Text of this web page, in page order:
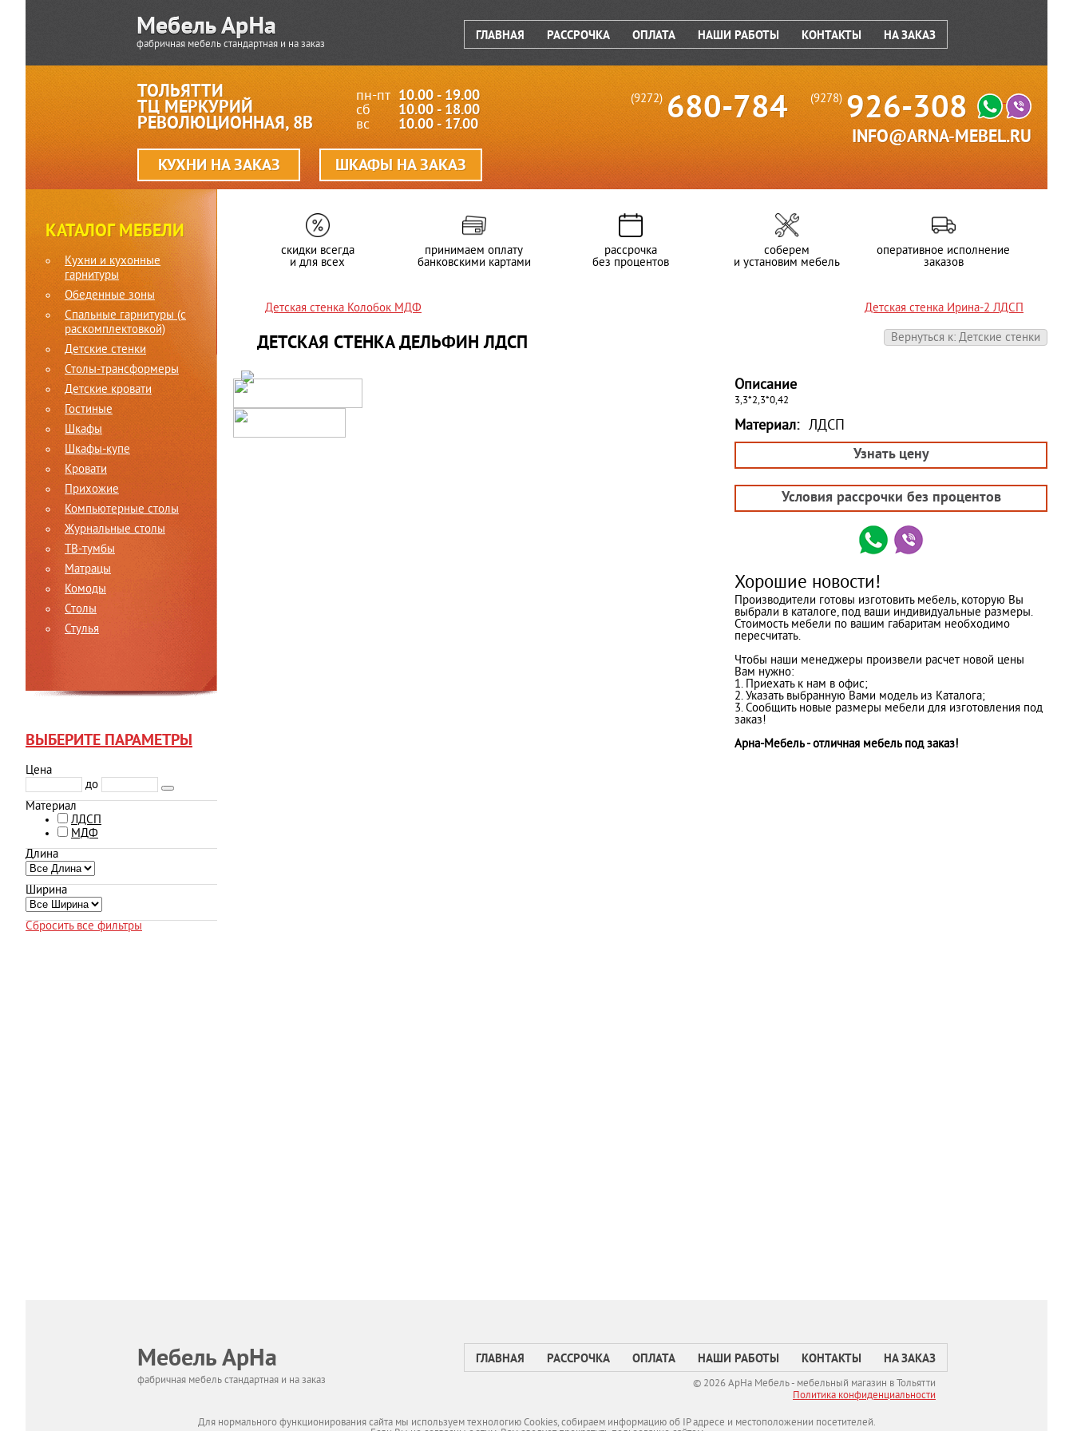
фабричная мебель стандартная и на заказ
ГЛАВНАЯ РАССРОЧКА ОПЛАТА НАШИ РАБОТЫ КОНТАКТЫ НА ЗАКАЗ
(9272) 680-784 (9278) 926-308
INFO@ARNA-MEBEL.RU
ТОЛЬЯТТИ
ТЦ МЕРКУРИЙ
РЕВОЛЮЦИОННАЯ, 8В
пн-пт 10.00 - 19.00
сб 10.00 - 18.00
вс 10.00 - 17.00
КУХНИ НА ЗАКАЗ ШКАФЫ НА ЗАКАЗ
КАТАЛОГ МЕБЕЛИ
Кухни и кухонные
гарнитуры
Обеденные зоны
Спальные гарнитуры (c
раскомплектовкой)
Детские стенки
Столы-трансформеры
Детские кровати
Гостиные
Шкафы
Шкафы-купе
Кровати
Прихожие
Компьютерные столы
Журнальные столы
ТВ-тумбы
Матрацы
Комоды
Столы
Стулья
ВЫБЕРИТЕ ПАРАМЕТРЫ
Цена
до
Материал
ЛДСП
МДФ
Длина
Ширина
Сбросить все фильтры
скидки всегда
и для всех
принимаем оплату
банковскими картами
рассрочка
без процентов
соберем
и установим мебель
оперативное исполнение
заказов
Детская стенка Колобок МДФ
Детская стенка Ирина-2 ЛДСП
Вернуться к: Детские стенки
ДЕТСКАЯ СТЕНКА ДЕЛЬФИН ЛДСП
Описание
3,3*2,3*0,42
Материал: ЛДСП
Узнать цену
Условия рассрочки без процентов
Хорошие новости!
Производители готовы изготовить мебель, которую Вы
выбрали в каталоге, под ваши индивидуальные размеры.
Стоимость мебели по вашим габаритам необходимо
пересчитать.
Чтобы наши менеджеры произвели расчет новой цены
Вам нужно:
1. Приехать к нам в офис;
2. Указать выбранную Вами модель из Каталога;
3. Сообщить новые размеры мебели для изготовления под
заказ!
Арна-Мебель - отличная мебель под заказ!
Мебель АрНа
фабричная мебель стандартная и на заказ
ГЛАВНАЯ РАССРОЧКА ОПЛАТА НАШИ РАБОТЫ КОНТАКТЫ НА ЗАКАЗ
© 2026 АрНа Мебель - мебельный магазин в Тольятти
Политикa конфиденциальности
Для нормального функционирования сайта мы используем технологию Cookies, собираем информацию об IP адресе и местоположении посетителей.